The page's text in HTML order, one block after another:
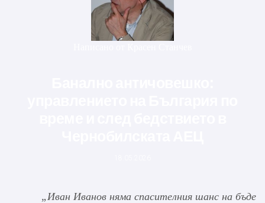
„Иван Иванов няма спасителния шанс на бъде